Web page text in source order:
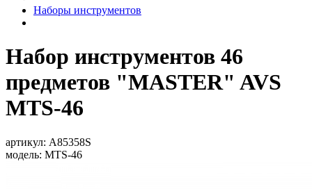
Наборы инструментов
Набор инструментов 46
предметов "MASTER" AVS
MTS-46
артикул: A85358S
модель: MTS-46